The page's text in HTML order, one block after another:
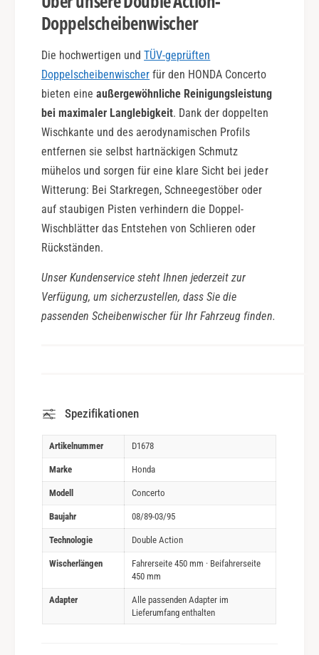
Doppelscheibenwischer
Die hochwertigen undTÜV-geprüften
Doppelscheibenwischer für den HONDA Concerto
bieten eine außergewöhnliche Reinigungsleistung
bei maximaler Langlebigkeit. Dank der doppelten
Wischkante und des aerodynamischen Profils
entfernen sie selbst hartnäckigen Schmutz
mühelos und sorgen für eine klare Sicht bei jeder
Witterung: Bei Starkregen, Schneegestöber oder
auf staubigen Pisten verhindern die Doppel-
Wischblätter das Entstehen von Schlieren oder
Rückständen.
Unser Kundenservice steht Ihnen jederzeit zur
Verfügung, um sicherzustellen, dass Sie die
passenden Scheibenwischer für Ihr Fahrzeug finden.
Spezifikationen
Artikelnummer D1678
Marke Honda
Modell Concerto
Baujahr 08/89-03/95
Technologie Double Action
Wischerlängen
Fahrerseite 450 mm · Beifahrerseite
450 mm
Adapter
Alle passenden Adapter im
Lieferumfang enthalten